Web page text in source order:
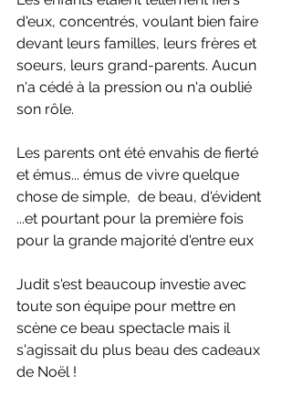
d'eux, concentrés, voulant bien faire
devant leurs familles, leurs frères et
soeurs, leurs grand-parents. Aucun
n'a cédé à la pression ou n'a oublié
son rôle.
Les parents ont été envahis de fierté
et émus... émus de vivre quelque
chose de simple,  de beau, d'évident
...et pourtant pour la première fois
pour la grande majorité d'entre eux
Judit s'est beaucoup investie avec
toute son équipe pour mettre en
scène ce beau spectacle mais il
s'agissait du plus beau des cadeaux
de Noël !